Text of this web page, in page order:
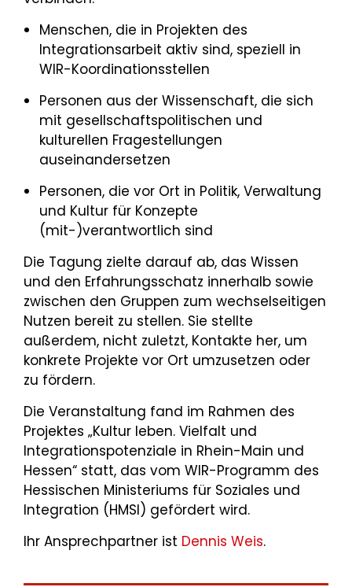
Menschen, die in Projekten des
Integrationsarbeit aktiv sind, speziell in
WIR-Koordinationsstellen
Personen aus der Wissenschaft, die sich
mit gesellschaftspolitischen und
kulturellen Fragestellungen
auseinandersetzen
Personen, die vor Ort in Politik, Verwaltung
und Kultur für Konzepte
(mit-)verantwortlich sind
Die Tagung zielte darauf ab, das Wissen
und den Erfahrungsschatz innerhalb sowie
zwischen den Gruppen zum wechselseitigen
Nutzen bereit zu stellen. Sie stellte
außerdem, nicht zuletzt, Kontakte her, um
konkrete Projekte vor Ort umzusetzen oder
zu fördern.
Die Veranstaltung fand im Rahmen des
Projektes „Kultur leben. Vielfalt und
Integrationspotenziale in Rhein-Main und
Hessen“ statt, das vom WIR-Programm des
Hessischen Ministeriums für Soziales und
Integration (HMSI) gefördert wird.
Ihr Ansprechpartner ist Dennis Weis.